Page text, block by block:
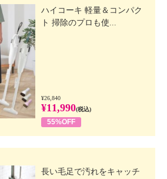
ハイコーキ 軽量＆コンパク
ト 掃除のプロも使...
¥26,840
¥11,990(税込)
55%OFF
長い毛足で汚れをキャッチ